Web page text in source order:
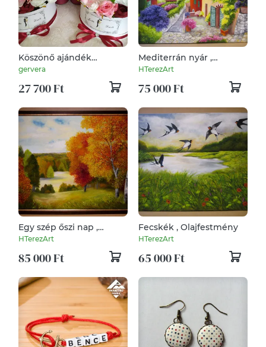
Köszönő ajándék
esküvőre, garnitúra
gervera
27 700 Ft
Mediterrán nyár ,
Olajfestmény
HTerezArt
75 000 Ft
Egy szép őszi nap ,
Olajfestmény keretben
HTerezArt
85 000 Ft
Fecskék , Olajfestmény
HTerezArt
65 000 Ft